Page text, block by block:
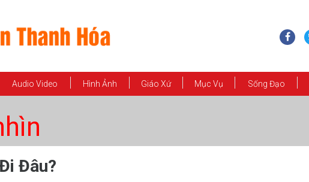
Audio Video Hình Ảnh Giáo Xứ Mục Vụ Sống Đạo
Đâu?